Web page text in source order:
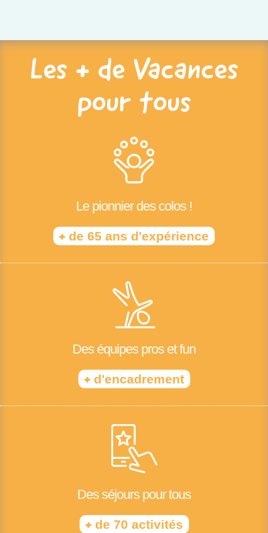
Les + de Vacances
pour tous
Le pionnier des colos !
+ de 65 ans d'expérience
Des équipes pros et fun
+d'encadrement
Des séjours pour tous
+de 70 activités